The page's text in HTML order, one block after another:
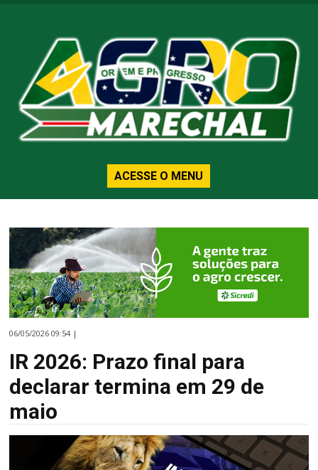
ACESSE O MENU
06/05/2026 09:54 |
IR 2026: Prazo final para
declarar termina em 29 de
maio